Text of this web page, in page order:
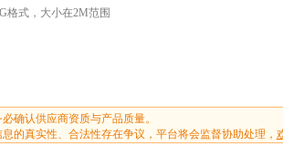
格式，大小在2M范围
确认供应商资质与产品质量。
真实性、合法性存在争议，平台将会监督协助处理，